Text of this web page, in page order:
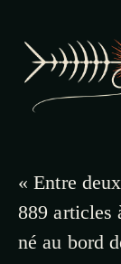
« Entre
889 articles
né au bord